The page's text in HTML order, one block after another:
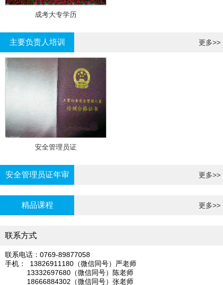
成考大专学历
主要负责人培训 更多>>
安全管理员证
安全管理员证年审 更多>>
精品课程 更多>>
联系方式
联系电话：0769-89877058
手机： 13826911180（微信同号）严老师
13332697680（微信同号）陈老师
18666884302（微信同号）张老师